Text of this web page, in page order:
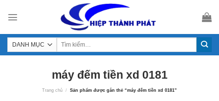
máy đếm tiền xd 0181
Trang chủ / Sản phẩm được gắn thẻ “máy đếm tiền xd 0181”